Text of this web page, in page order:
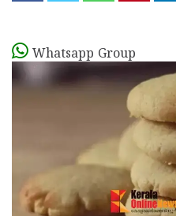
Whatsapp Group